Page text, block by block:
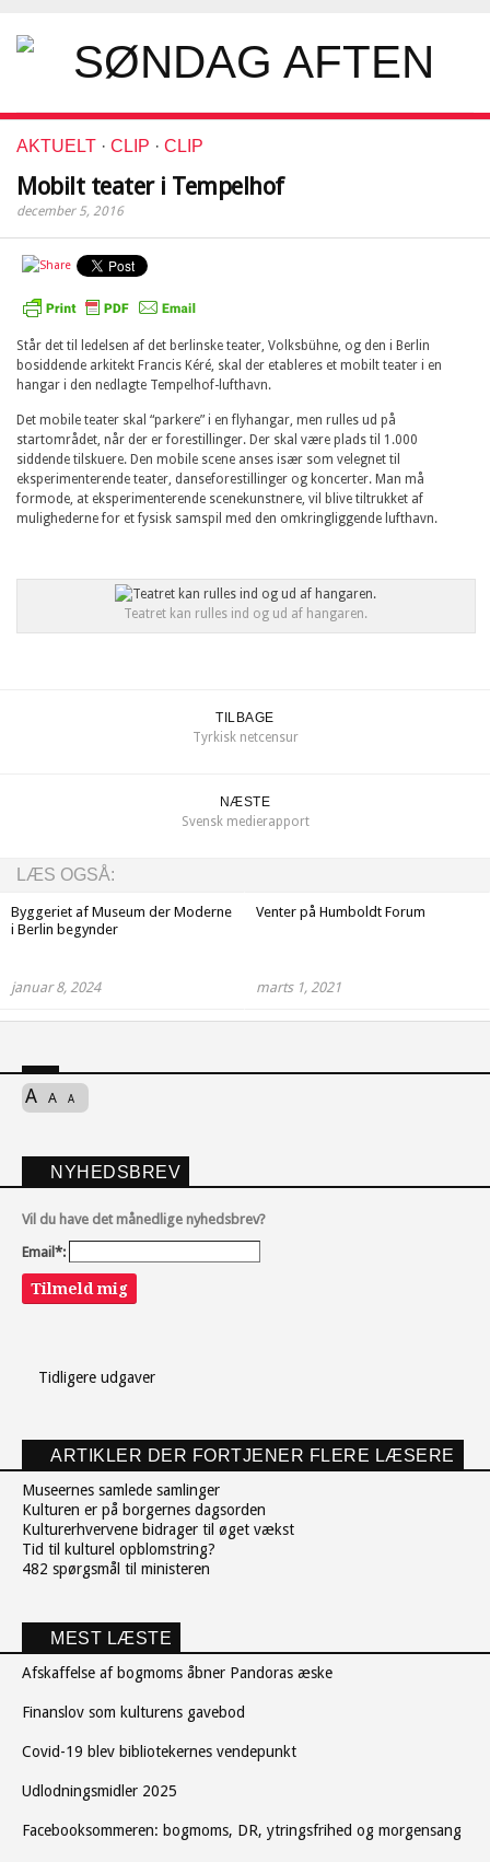
AKTUELT · CLIP · CLIP
Mobilt teater i Tempelhof
december 5, 2016
Står det til ledelsen af det berlinske teater, Volksbühne, og den i Berlin
bosiddende arkitekt Francis Kéré, skal der etableres et mobilt teater i en
hangar i den nedlagte Tempelhof-lufthavn.
Det mobile teater skal “parkere” i en flyhangar, men rulles ud på
startområdet, når der er forestillinger. Der skal være plads til 1.000
siddende tilskuere. Den mobile scene anses især som velegnet til
eksperimenterende teater, danseforestillinger og koncerter. Man må
formode, at eksperimenterende scenekunstnere, vil blive tiltrukket af
mulighederne for et fysisk samspil med den omkringliggende lufthavn.
Teatret kan rulles ind og ud af hangaren.
TILBAGE
Tyrkisk netcensur
NÆSTE
Svensk medierapport
LÆS OGSÅ:
Byggeriet af Museum der Moderne
i Berlin begynder
januar 8, 2024
Venter på Humboldt Forum
marts 1, 2021
A A A
NYHEDSBREV
Vil du have det månedlige nyhedsbrev?
Email*:
Tilmeld mig
Tidligere udgaver
ARTIKLER DER FORTJENER FLERE LÆSERE
Museernes samlede samlinger
Kulturen er på borgernes dagsorden
Kulturerhvervene bidrager til øget vækst
Tid til kulturel opblomstring?
482 spørgsmål til ministeren
MEST LÆSTE
Afskaffelse af bogmoms åbner Pandoras æske
Finanslov som kulturens gavebod
Covid-19 blev bibliotekernes vendepunkt
Udlodningsmidler 2025
Facebooksommeren: bogmoms, DR, ytringsfrihed og morgensang